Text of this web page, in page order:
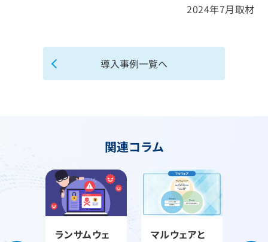
2024年7月取材
導入事例一覧へ
関連コラム
ランサムウェ
マルウェアと